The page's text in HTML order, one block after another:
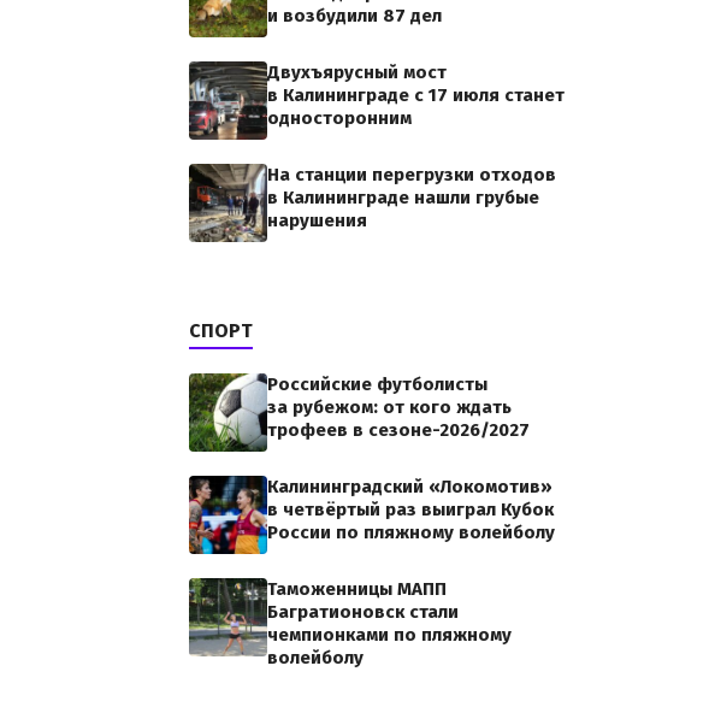
и возбудили 87 дел
Двухъярусный мост
в Калининграде с 17 июля станет
односторонним
На станции перегрузки отходов
в Калининграде нашли грубые
нарушения
СПОРТ
Российские футболисты
за рубежом: от кого ждать
трофеев в сезоне-2026/2027
Калининградский «Локомотив»
в четвёртый раз выиграл Кубок
России по пляжному волейболу
Таможенницы МАПП
Багратионовск стали
чемпионками по пляжному
волейболу